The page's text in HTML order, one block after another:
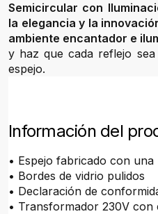
Semicircular con
la elegancia y la
ambiente encantador e
y haz que cada reflejo
espejo.
Información del
• Espejo fabricado con
• Bordes de vidrio pulidos
• Declaración de
• Transformador 230V con